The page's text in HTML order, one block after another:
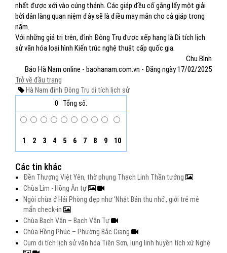
nhất được xới vào cúng thánh. Các giáp đều cố gắng lấy một giải
bởi dân làng quan niệm đây sẽ là điều may mắn cho cả giáp trong
năm.
Với những giá trị trên, đình Đông Trụ được xếp hạng là Di tích lịch
sử văn hóa loại hình Kiến trúc nghệ thuật cấp quốc gia.
Chu Bình
Báo Hà Nam online - baohanam.com.vn - Đăng ngày 17/02/2025
Trở về đầu trang
Hà Nam đình Đông Trụ di tích lịch sử
0
Tổng số:
1 2 3 4 5 6 7 8 9 10
Các tin khác
Đền Thượng Việt Yên, thờ phụng Thạch Linh Thần tướng
Chùa Lim - Hồng Ân tự
Ngôi chùa ở Hải Phòng đẹp như 'Nhật Bản thu nhỏ', giới trẻ mê
mẩn check-in
Chùa Bạch Vân – Bạch Vân Tự
Chùa Hồng Phúc – Phường Bắc Giang
Cụm di tích lịch sử văn hóa Tiên Sơn, lung linh huyền tích xứ Nghệ